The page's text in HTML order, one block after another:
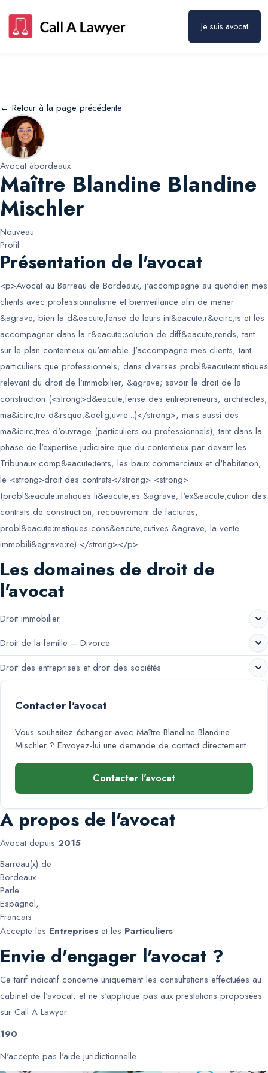
Je suis avocat
← Retour à la page précédente
Avocat àbordeaux
Maître Blandine Blandine
Mischler
Nouveau
Profil
Présentation de l'avocat
<p>Avocat au Barreau de Bordeaux, j'accompagne au quotidien mes
clients avec professionnalisme et bienveillance afin de mener
&agrave; bien la d&eacute;fense de leurs int&eacute;r&ecirc;ts et les
accompagner dans la r&eacute;solution de diff&eacute;rends, tant
sur le plan contentieux qu'amiable. J'accompagne mes clients, tant
particuliers que professionnels, dans diverses probl&eacute;matiques
relevant du droit de l'immobilier, &agrave; savoir le droit de la
construction (<strong>d&eacute;fense des entrepreneurs, architectes,
ma&icirc;tre d&rsquo;&oelig;uvre...)</strong>, mais aussi des
ma&icirc;tres d'ouvrage (particuliers ou professionnels), tant dans la
phase de l'expertise judiciaire que du contentieux par devant les
Tribunaux comp&eacute;tents, les baux commerciaux et d'habitation,
le <strong>droit des contrats</strong> <strong>
(probl&eacute;matiques li&eacute;es &agrave; l'ex&eacute;cution des
contrats de construction, recouvrement de factures,
probl&eacute;matiques cons&eacute;cutives &agrave; la vente
immobili&egrave;re).</strong></p>
Les domaines de droit de
l'avocat
Droit immobilier
Droit de la famille – Divorce
Droit des entreprises et droit des sociétés
Contacter l'avocat
Vous souhaitez échanger avec Maître Blandine Blandine
Mischler ? Envoyez-lui une demande de contact directement.
Contacter l'avocat
A propos de l'avocat
Avocat depuis 2015
Barreau(x) de
Bordeaux
Parle
Espagnol,
Francais
Accepte les Entreprises et les Particuliers
Envie d'engager l'avocat ?
Ce tarif indicatif concerne uniquement les consultations effectuées au
cabinet de l'avocat, et ne s'applique pas aux prestations proposées
sur Call A Lawyer.
190
N'accepte pas l'aide juridictionnelle